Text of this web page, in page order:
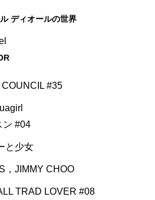
ディオールの世界
#35
ン #04
と少女
，JIMMY CHOO
TRAD LOVER #08